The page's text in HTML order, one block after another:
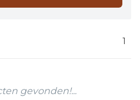
1
gevonden!...